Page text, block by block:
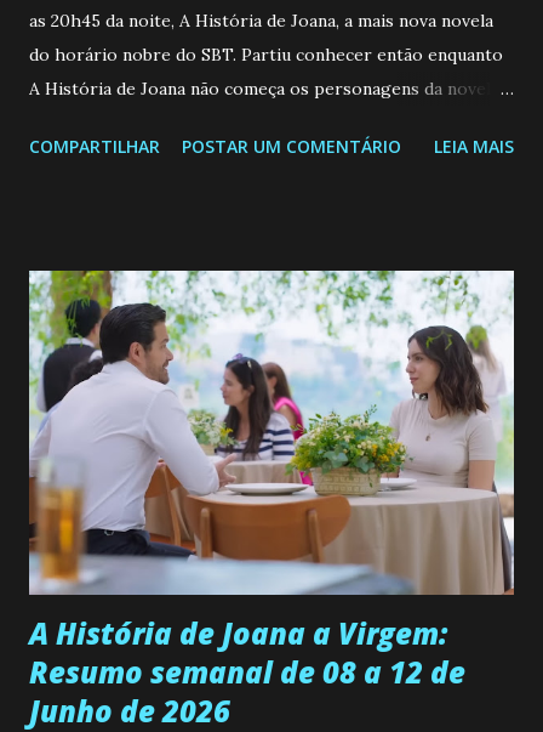
as 20h45 da noite, A História de Joana, a mais nova novela
do horário nobre do SBT. Partiu conhecer então enquanto
A História de Joana não começa os personagens da novela?
de 25/05/26 a 31/05/26 JOANA GUADALUPE (Camila
permanecer virgem até encontrar o homem que realmente
ama, o que não é fácil, já que dedica todas as suas energias a
se aprimorar, trabalhando, estudando e se orgulhando de
ser a primeira mulher da família a ingressar na
universidade. Ela tem uma personalidade muito alegre, é
muito madura para a idade, determinada, criativa e
empática. Detesta injustiças e é uma ótima amiga. Pode ser
teimosa e muito persistente quando decide fazer algo.
Durante um exame ginecológico, ela é inseminada por eng...
COMPARTILHAR POSTAR UM COMENTÁRIO LEIA MAIS
A História de Joana a Virgem:
Resumo semanal de 08 a 12 de
Junho de 2026